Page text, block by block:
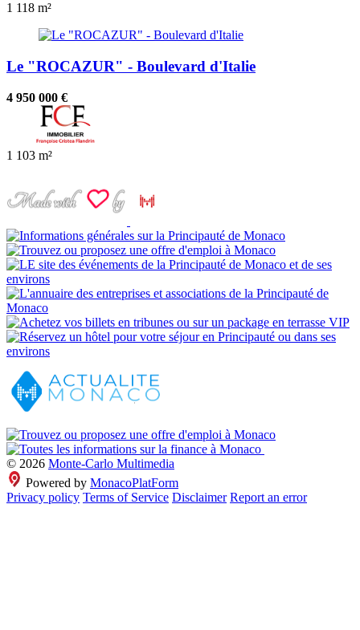
1 118 m²
Le "ROCAZUR" - Boulevard d'Italie
4 950 000 €
1 103 m²
© 2026 Monte-Carlo Multimedia
Powered by MonacoPlatForm
Privacy policy Terms of Service Disclaimer Report an error